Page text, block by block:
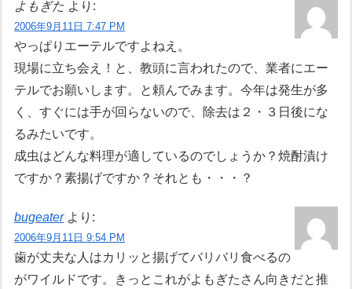
よもぎた より:
2006年9月11日 7:47 PM
やっぱりエーテルですよねえ。
現場に立ち会え！と、教頭に言われたので、業者にエー
テルでお願いします。と頼んでみます。今年は発生が多
く、すぐには手が回らないので、除去は２・３日後にな
るみたいです。
成虫はどんな料理が適しているのでしょうか？焼酎漬け
ですか？素揚げですか？それとも・・・？
bugeater より:
2006年9月11日 9:54 PM
歯が丈夫な人はカリッと揚げてバリバリ食べるの
がワイルドです。きっとこれがよもぎたさん向きだと推